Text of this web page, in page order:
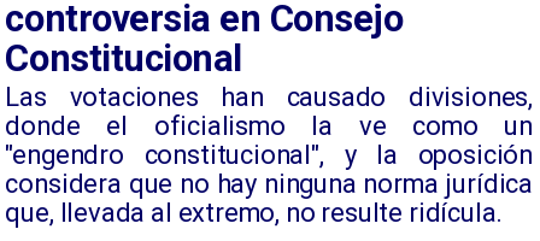
controversia en Consejo
Constitucional
Las votaciones han causado divisiones,
donde el oficialismo la ve como un
"engendro constitucional", y la oposición
considera que no hay ninguna norma jurídica
que, llevada al extremo, no resulte ridícula.